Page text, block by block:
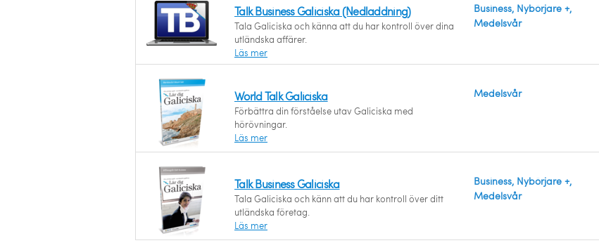
Talk Business Galiciska (Nedladdning)
Tala Galiciska och känna att du har kontroll över dina
utländska affärer.
Läs mer
Business, Nybörjare +,
Medelsvår
World Talk Galiciska
Förbättra din förståelse utav Galiciska med
hörövningar.
Läs mer
Medelsvår
Talk Business Galiciska
Tala Galiciska och känn att du har kontroll över ditt
utländska företag.
Läs mer
Business, Nybörjare +,
Medelsvår